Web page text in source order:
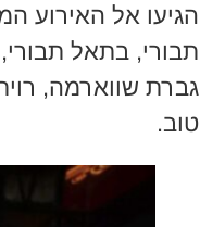
הגיעו אל האירוע
תבורי, בתאל
גברת שווארמה,
טוב.